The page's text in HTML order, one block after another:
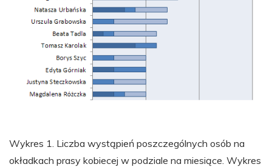
Wykres 1. Liczba wystąpień poszczególnych osób na
okładkach prasy kobiecej w podziale na miesiące. Wykres